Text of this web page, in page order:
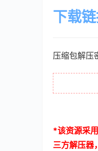
下载
压缩包解
*该资源采用
三方解压器